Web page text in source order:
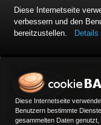
Diese Internetseite
Benutzern bestimmte
gesammelten Daten
Diese Internetseite
verbessern und den
bereitzustellen.
Details